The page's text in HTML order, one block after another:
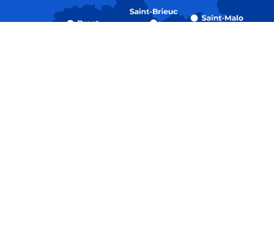
Recherche